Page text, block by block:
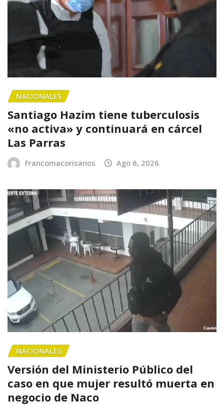
NACIONALES
Santiago Hazim tiene tuberculosis
«no activa» y continuará en cárcel
Las Parras
Francomacorisanos Ago 6, 2026
NACIONALES
Versión del Ministerio Público del
caso en que mujer resultó muerta en
negocio de Naco